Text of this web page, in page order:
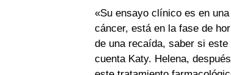
«Su ensayo clínico es en
cáncer, está en la fase de
de una recaída, saber si
cuenta Katy. Helena,